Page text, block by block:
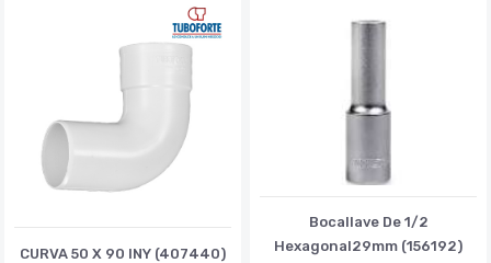
CURVA 50 X 90 INY (407440)
Bocallave De 1/2
Hexagonal29mm (156192)